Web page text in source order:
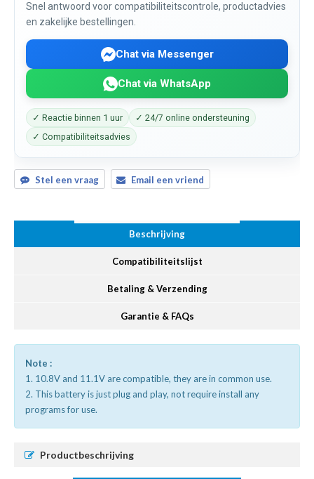
Snel antwoord voor compatibiliteitscontrole, productadvies
en zakelijke bestellingen.
Chat via Messenger
Chat via WhatsApp
✓ Reactie binnen 1 uur
✓ 24/7 online ondersteuning
✓ Compatibiliteitsadvies
Stel een vraag Email een vriend
Beschrijving
Compatibiliteitslijst
Betaling & Verzending
Garantie & FAQs
Note :
1. 10.8V and 11.1V are compatible, they are in common use.
2. This battery is just plug and play, not require install any
programs for use.
Productbeschrijving